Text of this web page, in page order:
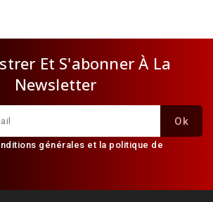
Et S'abonner À La
Newsletter
générales et la politique de